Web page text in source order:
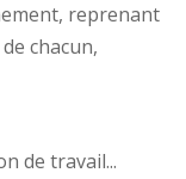
reprenant
chacun,
de travail...